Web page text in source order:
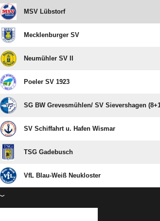
MSV Lübstorf
Mecklenburger SV
Neumühler SV II
Poeler SV 1923
SG BW Grevesmühlen/​ SV Sievershagen
SV Schiffahrt u. Hafen Wismar
TSG Gadebusch
VfL Blau-Weiß Neukloster